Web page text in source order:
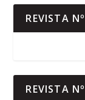
REVISTA
REVISTA